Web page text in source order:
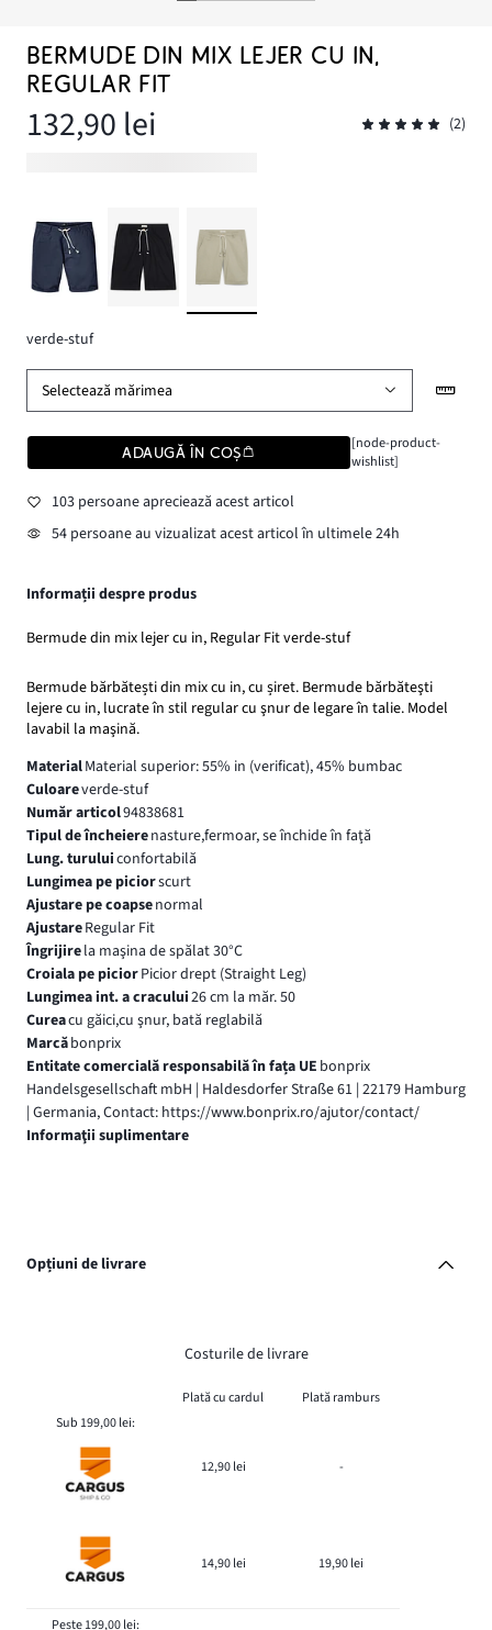
BERMUDE DIN MIX LEJER CU IN,
REGULAR FIT
132,90 lei (2)
verde-stuf
Selectează mărimea
ADAUGĂ ÎN COȘ
[node-product-
wishlist]
103 persoane apreciează acest articol
54 persoane au vizualizat acest articol în ultimele 24h
Informații despre produs
Bermude din mix lejer cu in, Regular Fit verde-stuf
Bermude bărbătești din mix cu in, cu șiret. Bermude bărbăteşti
lejere cu in, lucrate în stil regular cu şnur de legare în talie. Model
lavabil la maşină.
MaterialMaterial superior: 55% in (verificat), 45% bumbac
Culoareverde-stuf
Număr articol94838681
Tipul de încheierenasture,fermoar, se închide în faţă
Lung. turuluiconfortabilă
Lungimea pe piciorscurt
Ajustare pe coapsenormal
AjustareRegular Fit
Îngrijirela maşina de spălat 30°C
Croiala pe piciorPicior drept (Straight Leg)
Lungimea int. a cracului26 cm la măr. 50
Cureacu găici,cu şnur, bată reglabilă
Marcăbonprix
Entitate comercială responsabilă în fața UE bonprix
Handelsgesellschaft mbH | Haldesdorfer Straße 61 | 22179 Hamburg
| Germania, Contact: https://www.bonprix.ro/ajutor/contact/
Informaţii suplimentare
Opțiuni de livrare
Costurile de livrare
Plată cu cardul
Plată ramburs
Sub 199,00 lei:
12,90 lei -
14,90 lei 19,90 lei
Peste 199,00 lei: